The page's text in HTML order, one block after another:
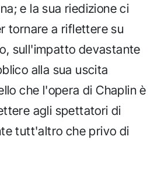
e la sua riedizione ci
tornare a riflettere su
sull'impatto devastante
alla sua uscita
che l'opera di Chaplin è
agli spettatori di
tutt'altro che privo di